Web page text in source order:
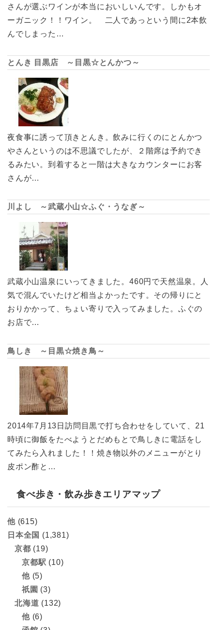
さんが選ぶワインが本当においしいんです。しかもオ
ーガニック！！ワイン。 二人であっという間に2本飲
んでしまった…
とんき 目黒店 ～目黒☆とんかつ～
夜食事に誘って頂きとんき。飲みに行くのにとんかつ
やさんというのは不思議でしたが、２階席は予約でき
るみたい。到着すると一階は大きなカウンターにお客
さんが…
川よし ～武蔵小山☆ふぐ・うなぎ～
武蔵小山温泉にいってきました。460円で天然温泉。人
気で混んでいたけど相当よかったです。その帰りにと
おりかかって、ちょい寄りで入ってみました。ふぐの
お店で…
鳥しき ～目黒☆焼き鳥～
2014年7月13日訪問目黒で打ち合わせをしていて、21
時頃に御飯をたべようとだめもとで鳥しきに電話をし
てみたら入れました！！焼き物以外のメニューがとり
皮ポン酢と…
食べ歩き・飲み歩きエリアマップ
他(615)
日本全国 (1,381)
京都 (19)
京都駅 (10)
他(5)
祇園 (3)
北海道 (132)
他(6)